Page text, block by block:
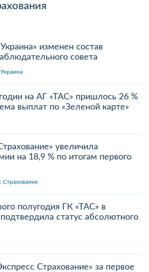
изменен состав
совета
на АГ «ТАС» пришлось 26 %
выплат по «Зеленой карте»
увеличила
на 18,9 % по итогам первого
Страхование
полугодия ГК «ТАС» в
статус абсолютного
Страхование» за первое